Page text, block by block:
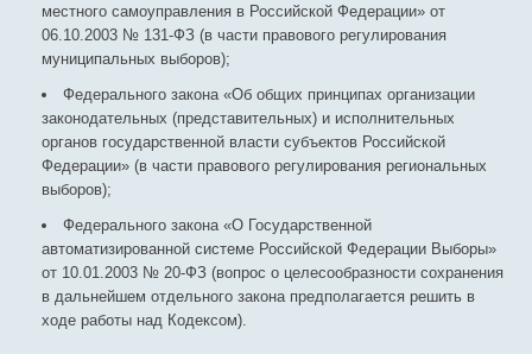
местного самоуправления в Российской Федерации» от
06.10.2003 № 131-ФЗ (в части правового регулирования
муниципальных выборов);
Федерального закона «Об общих принципах организации
законодательных (представительных) и исполнительных
органов государственной власти субъектов Российской
Федерации» (в части правового регулирования региональных
выборов);
Федерального закона «О Государственной
автоматизированной системе Российской Федерации Выборы»
от 10.01.2003 № 20-ФЗ (вопрос о целесообразности сохранения
в дальнейшем отдельного закона предполагается решить в
ходе работы над Кодексом).